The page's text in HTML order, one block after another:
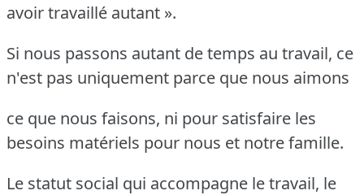
avoir travaillé autant ».
Si nous passons autant de temps au travail, ce
n'est pas uniquement parce que nous aimons
ce que nous faisons, ni pour satisfaire les
besoins matériels pour nous et notre famille.
Le statut social qui accompagne le travail, le